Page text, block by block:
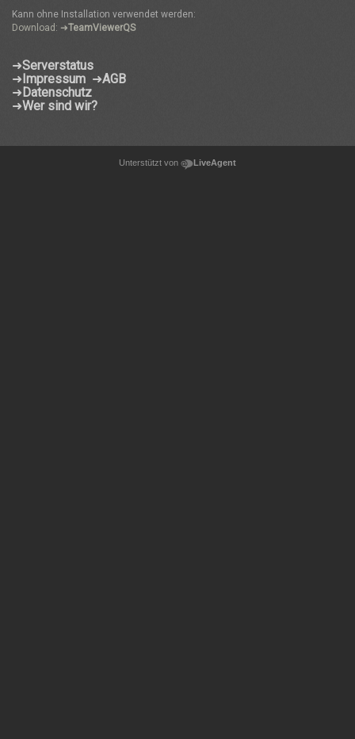
Kann ohne Installation verwendet werden:
Download: ➜TeamViewerQS
➜Serverstatus
➜Impressum ➜AGB
➜ Datenschutz
➜Wer sind wir?
Unterstützt von LiveAgent